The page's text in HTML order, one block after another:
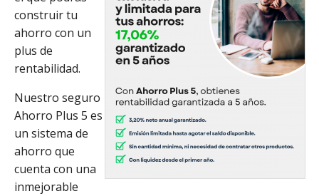
construir tu
ahorro con un
plus de
rentabilidad.
Nuestro seguro
Ahorro Plus 5 es
un sistema de
ahorro que
cuenta con una
inmejorable